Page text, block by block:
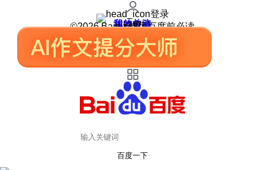
登录
我的关注
我的收藏
皮肤中心
用户反馈
设置
©2026 Baidu 使用百度前必读
百度一下